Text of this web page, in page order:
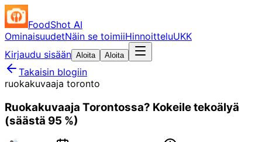
FoodShot AI
OminaisuudetNäin se toimiiHinnoitteluUKK
Kirjaudu sisään Aloita Aloita
Takaisin blogiin
ruokakuvaaja toronto
Ruokakuvaaja Torontossa? Kokeile tekoälyä
(säästä 95 %)